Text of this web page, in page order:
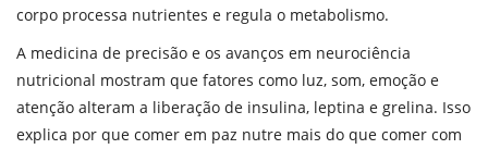
corpo processa nutrientes e regula o metabolismo.
A medicina de precisão e os avanços em neurociência
nutricional mostram que fatores como luz, som, emoção e
atenção alteram a liberação de insulina, leptina e grelina. Isso
explica por que comer em paz nutre mais do que comer com